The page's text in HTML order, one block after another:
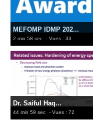
MEFOMP IDMP 202...
2 min 58 sec - Vues : 33
Dr. Saiful Haq...
44 min 59 sec - Vues : 72